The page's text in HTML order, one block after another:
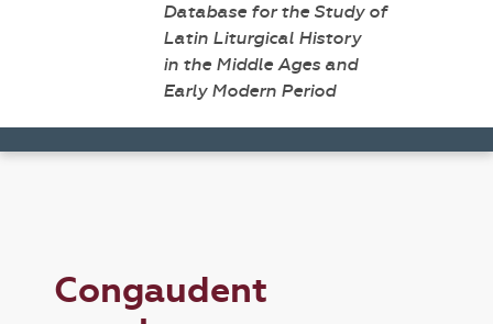
Database for the Study of
Latin Liturgical History
in the Middle Ages and
Early Modern Period
Congaudent